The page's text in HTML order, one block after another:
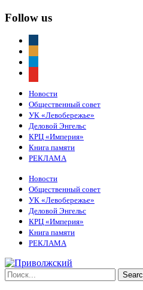
Follow us
Новости
Общественный совет
УК «Левобережье»
Деловой Энгельс
КРЦ «Империя»
Книга памяти
РЕКЛАМА
Новости
Общественный совет
УК «Левобережье»
Деловой Энгельс
КРЦ «Империя»
Книга памяти
РЕКЛАМА